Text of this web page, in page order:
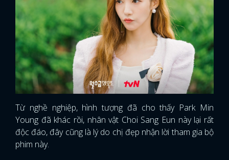
Từ nghề nghiệp, hình tượng đã cho thấy Park Min
Young đã khác rồi, nhân vật Choi Sang Eun này lại rất
độc đáo, đây cũng là lý do chị đẹp nhận lời tham gia bộ
phim này.